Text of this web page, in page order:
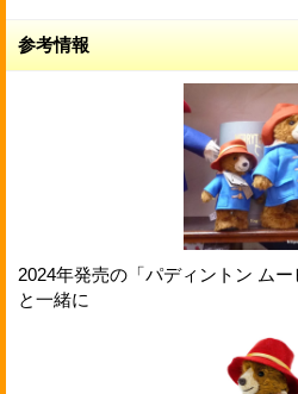
参考情報
2024年発売の「パディントン ムー
と一緒に